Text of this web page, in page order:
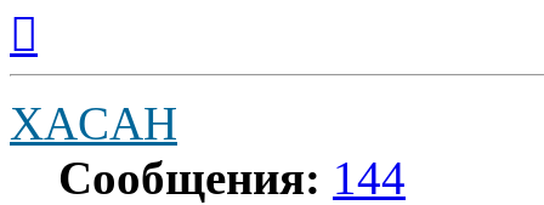
началу
XACAH
Сообщения: 144